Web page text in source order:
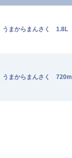
うまからまんさく 1.8L
まからまんさく 720ml